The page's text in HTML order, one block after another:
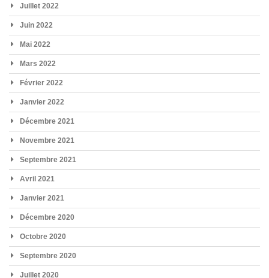
Juillet 2022
Juin 2022
Mai 2022
Mars 2022
Février 2022
Janvier 2022
Décembre 2021
Novembre 2021
Septembre 2021
Avril 2021
Janvier 2021
Décembre 2020
Octobre 2020
Septembre 2020
Juillet 2020